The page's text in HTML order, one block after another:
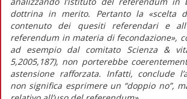
dottrina in merito. Pertanto la «scelta
contenuto dei quesiti referendari e
referendum in materia di fecondazione»,
ad esempio dal comitato Scienza &
5,2005,187), non porterebbe
astensione rafforzata. Infatti, conclude
non significa esprimere un “doppio no”,